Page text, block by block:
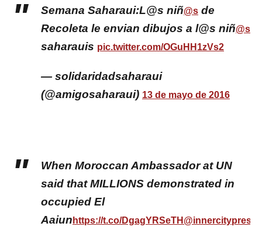
Semana Saharaui:L@s niñ@s de
Recoleta le envian dibujos a l@s niñ@s
saharauis pic.twitter.com/OGuHH1zVs2
— solidaridadsaharaui
(@amigosaharaui) 13 de mayo de 2016
When Moroccan Ambassador at UN
said that MILLIONS demonstrated in
occupied El
Aaiun https://t.co/DgagYRSeTH @innercitypress